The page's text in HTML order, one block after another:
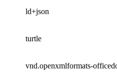
ld+json
turtle
vnd.openxmlformats-